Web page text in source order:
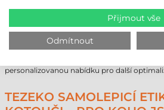
namísto přímého termotisku.
Při rozhodování je třeba vzít v úvahu také
očekávanou životnost. Náš odborný tým
technologické parametry tak, abychom
vaše obchodní procesy. V případě
personalizovanou nabídku pro další
TEZEKO SAMOLEPICÍ
Přijmout vše
Odmítnout